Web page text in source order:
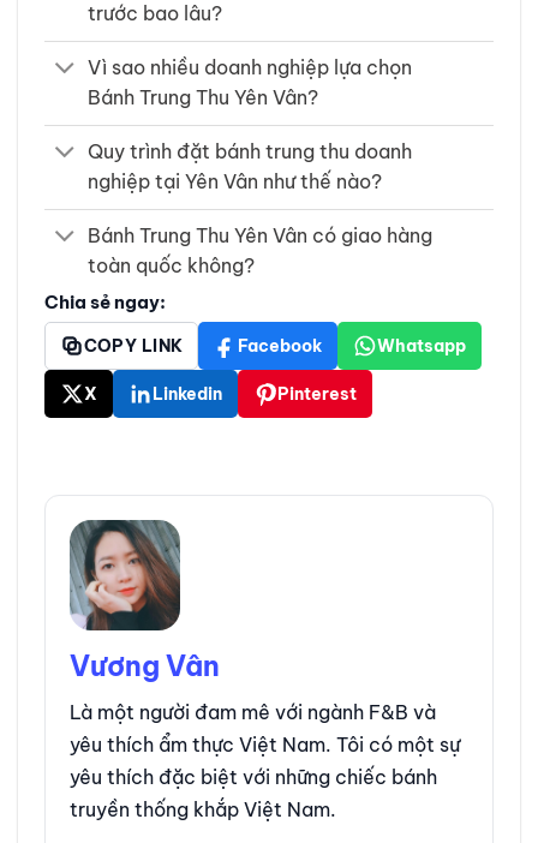
trước bao lâu?
Vì sao nhiều doanh nghiệp lựa chọn
Bánh Trung Thu Yên Vân?
Quy trình đặt bánh trung thu doanh
nghiệp tại Yên Vân như thế nào?
Bánh Trung Thu Yên Vân có giao hàng
toàn quốc không?
Chia sẻ ngay:
COPY LINK Facebook Whatsapp
X Linkedin Pinterest
Vương Vân
Là một người đam mê với ngành F&B và
yêu thích ẩm thực Việt Nam. Tôi có một sự
yêu thích đặc biệt với những chiếc bánh
truyền thống khắp Việt Nam.